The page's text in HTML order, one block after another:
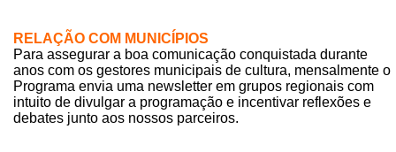
RELAÇÃO COM MUNICÍPIOS
Para assegurar a boa comunicação conquistada durante
anos com os gestores municipais de cultura, mensalmente o
Programa envia uma newsletter em grupos regionais com
intuito de divulgar a programação e incentivar reflexões e
debates junto aos nossos parceiros.